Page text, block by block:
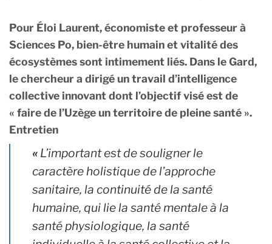
Pour Éloi Laurent, économiste et professeur à
Sciences Po, bien-être humain et vitalité des
écosystèmes sont intimement liés. Dans le Gard,
le chercheur a dirigé un travail d’intelligence
collective innovant dont l’objectif visé est de
« faire de l’Uzège un territoire de pleine santé ».
Entretien
« L’important est de souligner le
caractère holistique de l’approche
sanitaire, la continuité de la santé
humaine, qui lie la santé mentale à la
santé physiologique, la santé